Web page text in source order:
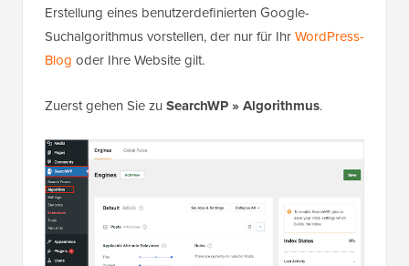
Erstellung eines benutzerdefinierten Google-
Suchalgorithmus vorstellen, der nur für IhrWordPress-
Blog oder Ihre Website gilt.
Zuerst gehen Sie zu SearchWP »Algorithmus.